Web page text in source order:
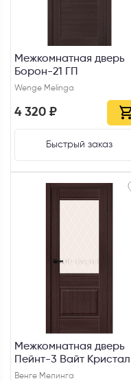
Межкомнатная дверь
Борон-21 ГП
Wenge Melinga
4 320 ₽
Быстрый заказ
Межкомнатная дверь
Пейнт-3 Вайт Кристал
Венге Мелинга